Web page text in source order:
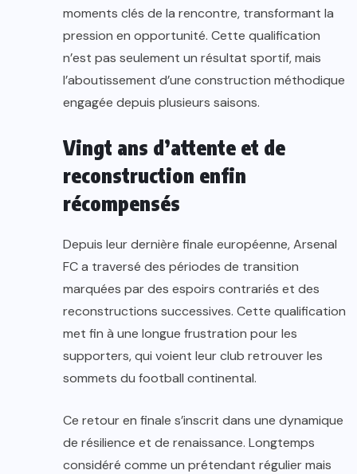
moments clés de la rencontre, transformant la
pression en opportunité. Cette qualification
n’est pas seulement un résultat sportif, mais
l’aboutissement d’une construction méthodique
engagée depuis plusieurs saisons.
Vingt ans d’attente et de
reconstruction enfin
récompensés
Depuis leur dernière finale européenne, Arsenal
FC a traversé des périodes de transition
marquées par des espoirs contrariés et des
reconstructions successives. Cette qualification
met fin à une longue frustration pour les
supporters, qui voient leur club retrouver les
sommets du football continental.
Ce retour en finale s’inscrit dans une dynamique
de résilience et de renaissance. Longtemps
considéré comme un prétendant régulier mais